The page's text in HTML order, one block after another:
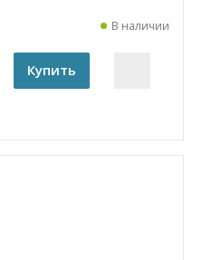
В наличии